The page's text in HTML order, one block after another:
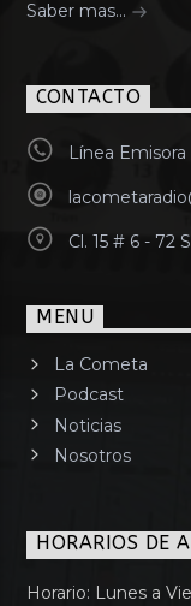
Saber mas...
CONTACTO
Línea
Cl. 15 # 6 - 72
MENU
La Cometa
Podcast
Noticias
Nosotros
HORARIOS DE
Horario: Lunes a